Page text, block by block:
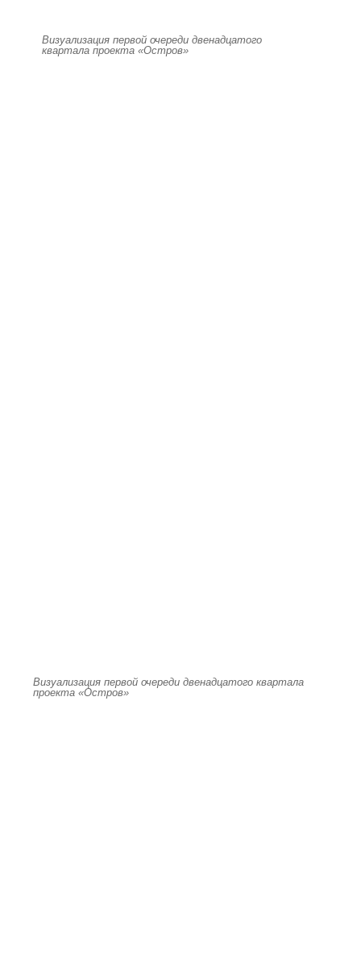
Визуализация первой очереди двенадцатого
квартала проекта «Остров»
Визуализация первой очереди двенадцатого квартала
проекта «Остров»